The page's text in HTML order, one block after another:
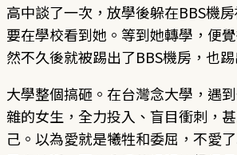
高中談了一次，放學後躲在BBS機
要在學校看到她。等到她轉學，便
然不久後就被踢出了BBS機房，也
大學整個搞砸。在台灣念大學，遇
雜的女生，全力投入、盲目衝刺，
己。以為愛就是犧牲和委屈，不愛